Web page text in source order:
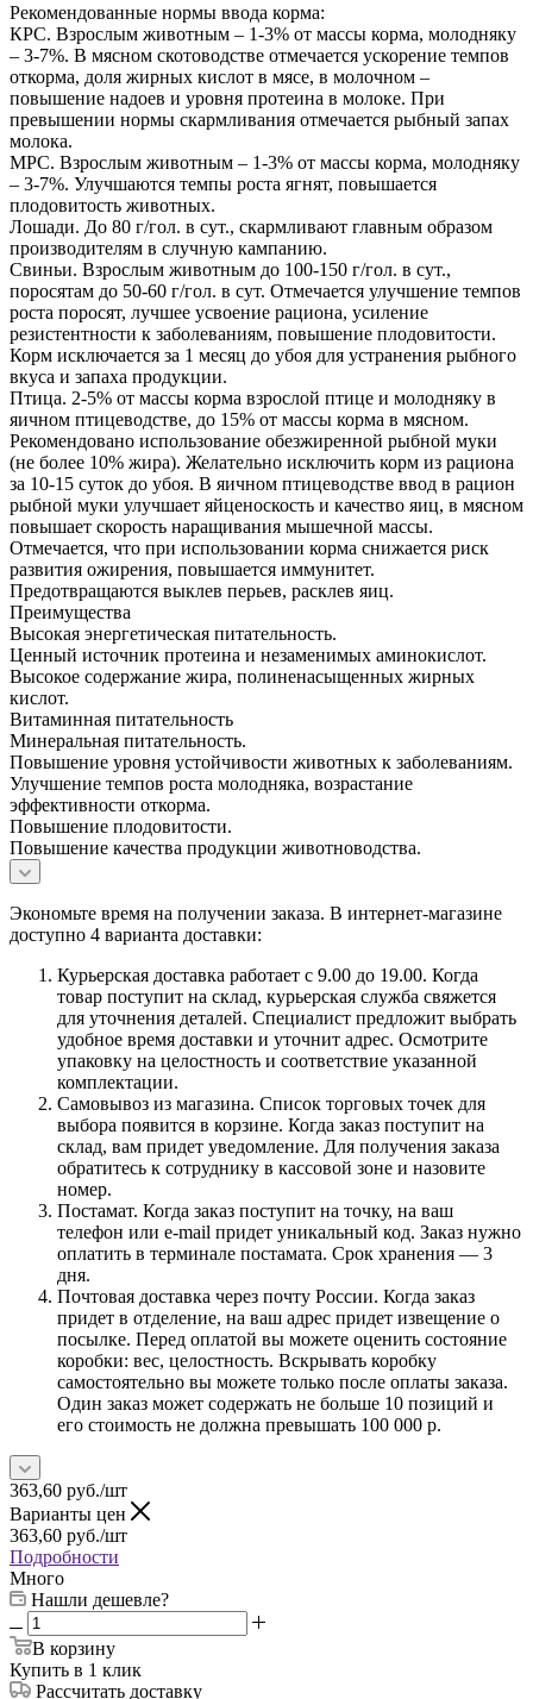
Рекомендованные нормы ввода корма:
КРС. Взрослым животным – 1-3% от массы корма, молодняку
– 3-7%. В мясном скотоводстве отмечается ускорение темпов
откорма, доля жирных кислот в мясе, в молочном –
повышение надоев и уровня протеина в молоке. При
превышении нормы скармливания отмечается рыбный запах
молока.
МРС. Взрослым животным – 1-3% от массы корма, молодняку
– 3-7%. Улучшаются темпы роста ягнят, повышается
плодовитость животных.
Лошади. До 80 г/гол. в сут., скармливают главным образом
производителям в случную кампанию.
Свиньи. Взрослым животным до 100-150 г/гол. в сут.,
поросятам до 50-60 г/гол. в сут. Отмечается улучшение темпов
роста поросят, лучшее усвоение рациона, усиление
резистентности к заболеваниям, повышение плодовитости.
Корм исключается за 1 месяц до убоя для устранения рыбного
вкуса и запаха продукции.
Птица. 2-5% от массы корма взрослой птице и молодняку в
яичном птицеводстве, до 15% от массы корма в мясном.
Рекомендовано использование обезжиренной рыбной муки
(не более 10% жира). Желательно исключить корм из рациона
за 10-15 суток до убоя. В яичном птицеводстве ввод в рацион
рыбной муки улучшает яйценоскость и качество яиц, в мясном
повышает скорость наращивания мышечной массы.
Отмечается, что при использовании корма снижается риск
развития ожирения, повышается иммунитет.
Предотвращаются выклев перьев, расклев яиц.
Преимущества
Высокая энергетическая питательность.
Ценный источник протеина и незаменимых аминокислот.
Высокое содержание жира, полиненасыщенных жирных
кислот.
Витаминная питательность
Минеральная питательность.
Повышение уровня устойчивости животных к заболеваниям.
Улучшение темпов роста молодняка, возрастание
эффективности откорма.
Повышение плодовитости.
Повышение качества продукции животноводства.
Экономьте время на получении заказа. В интернет-магазине
доступно 4 варианта доставки:
Курьерская доставка работает с 9.00 до 19.00. Когда
товар поступит на склад, курьерская служба свяжется
для уточнения деталей. Специалист предложит выбрать
удобное время доставки и уточнит адрес. Осмотрите
упаковку на целостность и соответствие указанной
комплектации.
Самовывоз из магазина. Список торговых точек для
выбора появится в корзине. Когда заказ поступит на
склад, вам придет уведомление. Для получения заказа
обратитесь к сотруднику в кассовой зоне и назовите
номер.
Постамат. Когда заказ поступит на точку, на ваш
телефон или e-mail придет уникальный код. Заказ нужно
оплатить в терминале постамата. Срок хранения — 3
дня.
Почтовая доставка через почту России. Когда заказ
придет в отделение, на ваш адрес придет извещение о
посылке. Перед оплатой вы можете оценить состояние
коробки: вес, целостность. Вскрывать коробку
самостоятельно вы можете только после оплаты заказа.
Один заказ может содержать не больше 10 позиций и
его стоимость не должна превышать 100 000 р.
363,60 руб./шт
Варианты цен
363,60 руб./шт
Подробности
Много
Нашли дешевле?
В корзину
Купить в 1 клик
Рассчитать доставку